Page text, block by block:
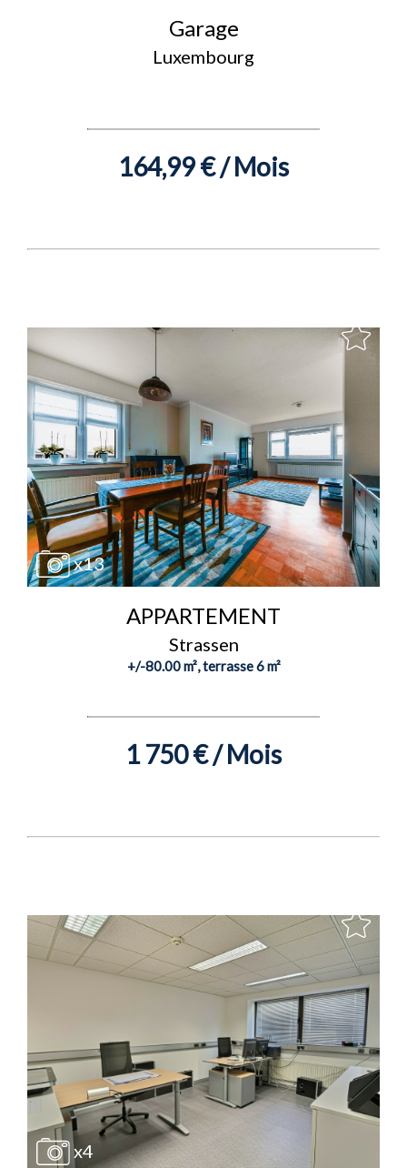
Garage
Luxembourg
164,99 € / Mois
x13
APPARTEMENT
Strassen
+/-80.00 m², terrasse 6 m²
1 750 € / Mois
x4